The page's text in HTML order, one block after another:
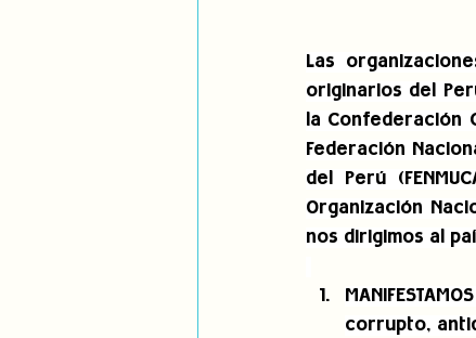
Las
originarios del
la Confederación
Federación
del Perú
nos dirigimos al
corrupto,